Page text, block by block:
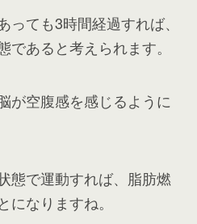
ても3時間経過すれば、
あると考えられます。
が空腹感を感じるように
態で運動すれば、脂肪燃
なりますね。